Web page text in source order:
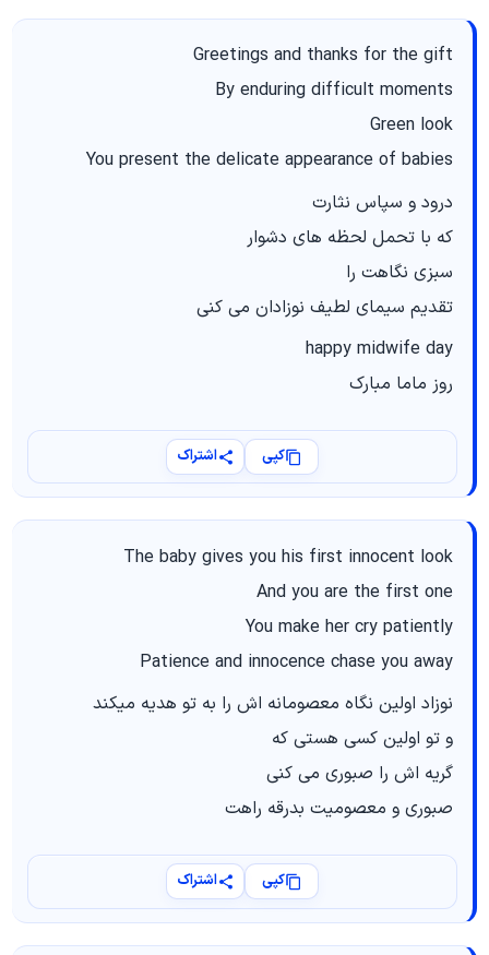
Greetings and thanks for the gift
By enduring difficult moments
Green look
You present the delicate appearance of babies
درود و سپاس نثارت
که با تحمل لحظه های دشوار
سبزی نگاهت را
تقدیم سیمای لطیف نوزادان می کنی
happy midwife day
روز ماما مبارک
کپی اشتراک
The baby gives you his first innocent look
And you are the first one
You make her cry patiently
Patience and innocence chase you away
نوزاد اولین نگاه معصومانه اش را به تو هدیه میکند
و تو اولین کسی هستی که
گریه اش را صبوری می کنی
صبوری و معصومیت بدرقه راهت
کپی اشتراک